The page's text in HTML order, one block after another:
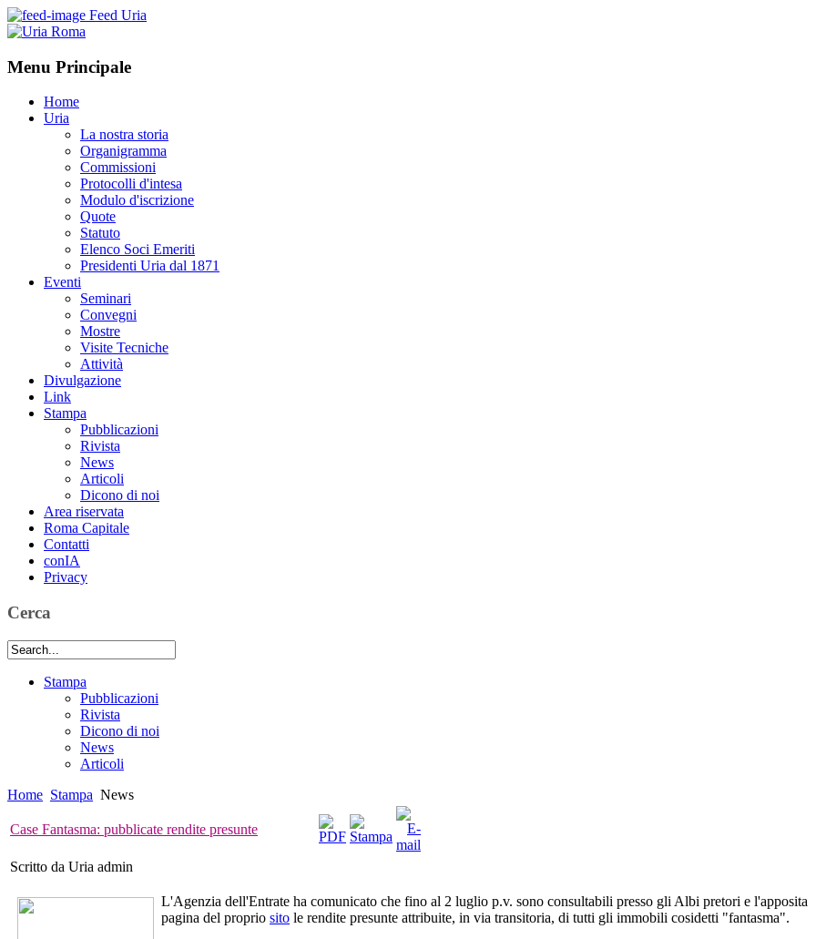
Feed Uria
Menu Principale
Home
Uria
La nostra storia
Organigramma
Commissioni
Protocolli d'intesa
Modulo d'iscrizione
Quote
Statuto
Elenco Soci Emeriti
Presidenti Uria dal 1871
Eventi
Seminari
Convegni
Mostre
Visite Tecniche
Attività
Divulgazione
Link
Stampa
Pubblicazioni
Rivista
News
Articoli
Dicono di noi
Area riservata
Roma Capitale
Contatti
conIA
Privacy
Cerca
Stampa
Pubblicazioni
Rivista
Dicono di noi
News
Articoli
Home Stampa News
Case Fantasma: pubblicate rendite presunte
Scritto da Uria admin
L'Agenzia dell'Entrate ha comunicato che fino al 2 luglio p.v. sono consultabili presso gli Albi pretori e l'apposita
pagina del proprio sito le rendite presunte attribuite, in via transitoria, di tutti gli immobili cosidetti "fantasma".